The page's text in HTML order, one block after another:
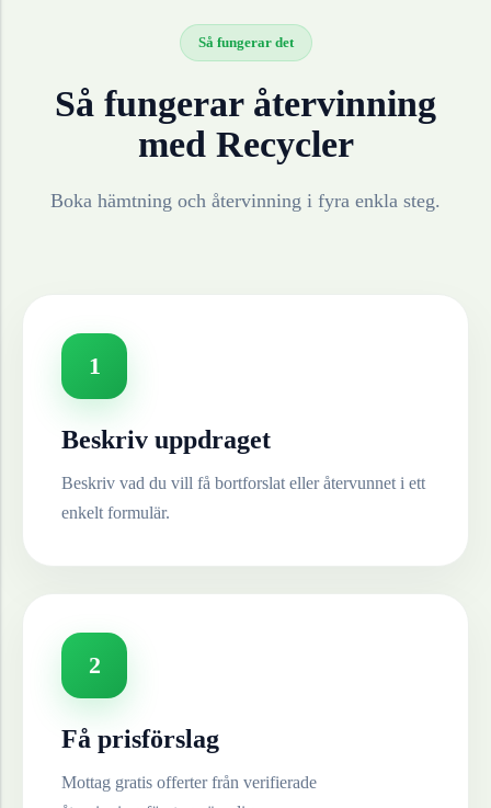
Så fungerar det
Så fungerar återvinning
med Recycler
Boka hämtning och återvinning i fyra enkla steg.
1
Beskriv uppdraget
Beskriv vad du vill få bortforslat eller återvunnet i ett
enkelt formulär.
2
Få prisförslag
Mottag gratis offerter från verifierade